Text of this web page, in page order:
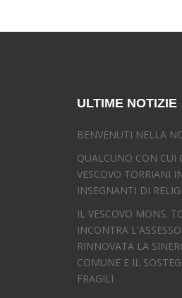
ULTIME NOTIZIE
BENVENUTI NELLA
QUALCUNO CON CUI
VESCOVO TORRIANI
INSEGNANTI DI
IL VESCOVO MONS.
INCONTRA
RINNOVATA LA
COMUNE E IL
FRAGILI